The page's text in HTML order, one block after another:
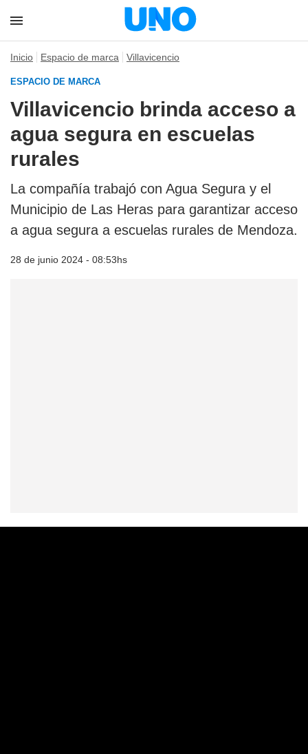
Inicio Espacio de marca Villavicencio
ESPACIO DE MARCA
Villavicencio brinda acceso a
agua segura en escuelas
rurales
La compañía trabajó con Agua Segura y el
Municipio de Las Heras para garantizar acceso
a agua segura a escuelas rurales de Mendoza.
28 de junio 2024 - 08:53hs